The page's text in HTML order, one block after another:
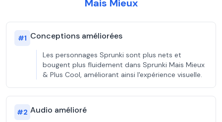
Mais Mieux
#1 Conceptions améliorées
Les personnages Sprunki sont plus nets et
bougent plus fluidement dans Sprunki Mais Mieux
& Plus Cool, améliorant ainsi l'expérience visuelle.
#2 Audio amélioré